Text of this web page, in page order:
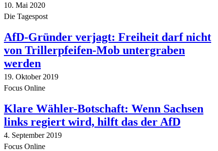
10. Mai 2020
Die Tagespost
AfD-Gründer verjagt: Freiheit darf nicht
von Trillerpfeifen-Mob untergraben
werden
19. Oktober 2019
Focus Online
Klare Wähler-Botschaft: Wenn Sachsen
links regiert wird, hilft das der AfD
4. September 2019
Focus Online